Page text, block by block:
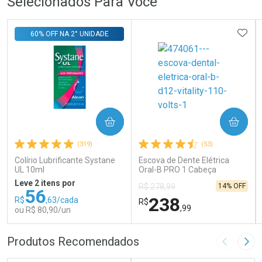
(319)
Colírio Lubrificante Systane
UL 10ml
60% OFF NA 2° UNIDADE
Leve 2 itens por
R$56,63/cada
ou R$ 80,90/un
COMPRAR
FECHAR
FECHAR
Por Menos
(53)
Escova de Dente Elétrica
Oral-B PRO 1 Cabeça
Redonda Recarregável 1
Unidade
R$ 278,99
R$238,99
14% OFF
COMPRAR
Por Menos
Produtos Recomendados Imagem